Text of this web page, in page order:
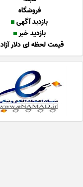
فروشگاه
بازدید آگهی
بازدید خبر
قیمت لحظه ای دلار آزاد